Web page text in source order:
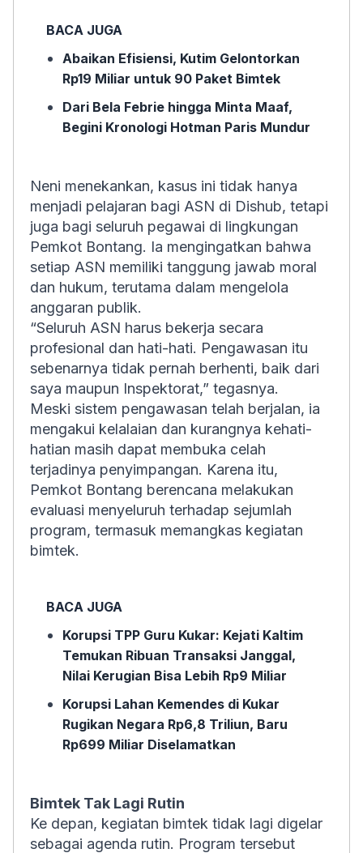
BACA JUGA
Abaikan Efisiensi, Kutim Gelontorkan
Rp19 Miliar untuk 90 Paket Bimtek
Dari Bela Febrie hingga Minta Maaf,
Begini Kronologi Hotman Paris Mundur
Neni menekankan, kasus ini tidak hanya
menjadi pelajaran bagi ASN di Dishub, tetapi
juga bagi seluruh pegawai di lingkungan
Pemkot Bontang. Ia mengingatkan bahwa
setiap ASN memiliki tanggung jawab moral
dan hukum, terutama dalam mengelola
anggaran publik.
“Seluruh ASN harus bekerja secara
profesional dan hati-hati. Pengawasan itu
sebenarnya tidak pernah berhenti, baik dari
saya maupun Inspektorat,” tegasnya.
Meski sistem pengawasan telah berjalan, ia
mengakui kelalaian dan kurangnya kehati-
hatian masih dapat membuka celah
terjadinya penyimpangan. Karena itu,
Pemkot Bontang berencana melakukan
evaluasi menyeluruh terhadap sejumlah
program, termasuk memangkas kegiatan
bimtek.
BACA JUGA
Korupsi TPP Guru Kukar: Kejati Kaltim
Temukan Ribuan Transaksi Janggal,
Nilai Kerugian Bisa Lebih Rp9 Miliar
Korupsi Lahan Kemendes di Kukar
Rugikan Negara Rp6,8 Triliun, Baru
Rp699 Miliar Diselamatkan
Bimtek Tak Lagi Rutin
Ke depan, kegiatan bimtek tidak lagi digelar
sebagai agenda rutin. Program tersebut